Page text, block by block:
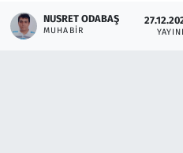
NUSRET ODABAŞ
MUHABIR